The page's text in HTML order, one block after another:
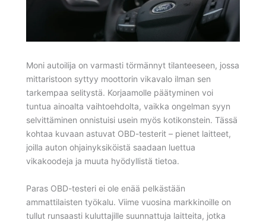
Moni autoilija on varmasti törmännyt tilanteeseen, jossa
mittaristoon syttyy moottorin vikavalo ilman sen
tarkempaa selitystä. Korjaamolle päätyminen voi
tuntua ainoalta vaihtoehdolta, vaikka ongelman syyn
selvittäminen onnistuisi usein myös kotikonstein. Tässä
kohtaa kuvaan astuvat OBD-testerit – pienet laitteet,
joilla auton ohjainyksiköistä saadaan luettua
vikakoodeja ja muuta hyödyllistä tietoa.
Paras OBD-testeri ei ole enää pelkästään
ammattilaisten työkalu. Viime vuosina markkinoille on
tullut runsaasti kuluttajille suunnattuja laitteita, jotka